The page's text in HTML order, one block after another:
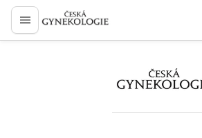
proLékaře.cz
proLékaře.cz